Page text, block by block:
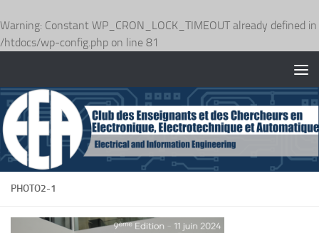
Warning: Constant WP_CRON_LOCK_TIMEOUT already defined in
/htdocs/wp-config.php on line 81
PHOTO2-1